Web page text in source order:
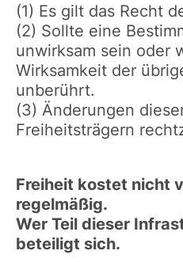
(1) Es gilt das Recht
(2) Sollte eine
unwirksam sein oder
Wirksamkeit der
unberührt.
(3) Änderungen
Freiheitsträgern
Freiheit kostet nicht
regelmäßig.
Wer Teil dieser
beteiligt sich.